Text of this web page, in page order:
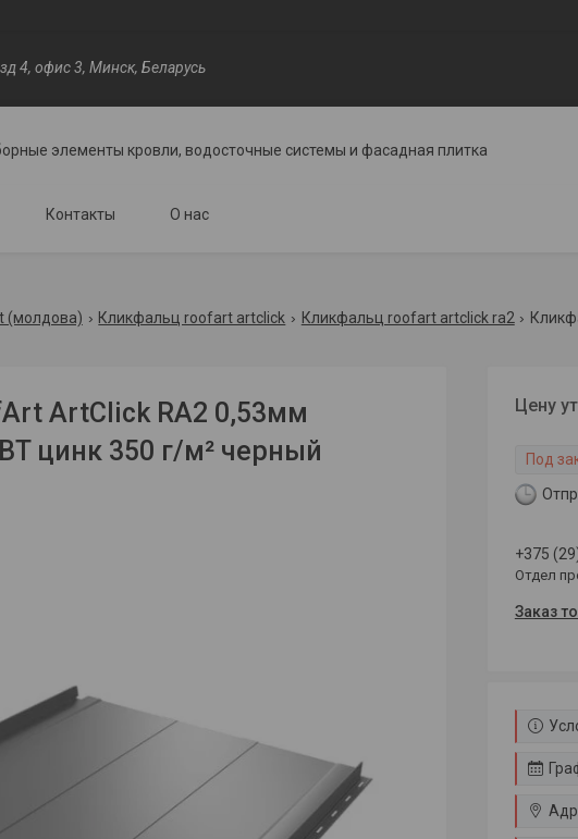
4, офис 3, Минск, Беларусь
элементы кровли, водосточные системы и фасадная плитка
Контакты О нас
(молдова) Кликфальц roofart artclick Кликфальц roofart artclick ra2
ArtClick RA2 0,53мм
цинк 350 г/м² черный
Цену
Под
+375
Отдел
Заказ